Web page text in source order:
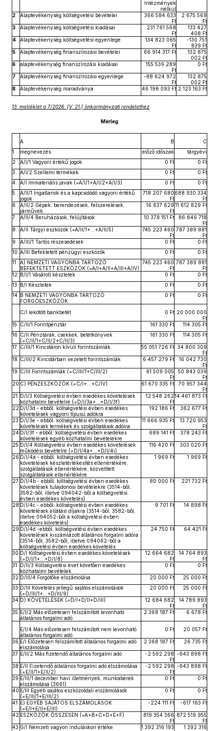
Intézmények
nélkül
2
Alaptevékenység költségvetési bevételei
366 584 633
Ft
2 675 569
Ft
3
Alaptevékenység költségvetési kiadásai
231 761 568
Ft
133 427
408 Ft
4
Alaptevékenység költségvetési egyenlege
134 823 065
Ft
-130 751
839 Ft
5
Alaptevékenység finanszírozási bevételei 66 914 317 Ft
132 875
002 Ft
6
alaptevékenység finanszírozási kiadásai
155 539 289
Ft
0 Ft
7 Alaptevékenység finanszírozási egyenlege
-88 624 972
Ft
132 875
002 Ft
8
Alaptevékenység maradványa 46 198 093 Ft 2 123 163 Ft
13. melléklet a 7/2026. (V. 21.) önkormányzati rendelethez
Mérleg
A B
C
1
megnevezés előző időszak
tárgyévi
2
A/I/1 Vagyoni értékű jogok 0 Ft
0 Ft
3
A/I/2 Szellemi termékek 0 Ft
0 Ft
4
A/I Immateriális javak (=A/I/1+A/I/2+A/I/3) 0 Ft
0 Ft
5
A/II/1 Ingatlanok és a kapcsolódó vagyoni értékű
jogok
718 207 680
Ft
688 930 334
Ft
6
A/II/2 Gépek, berendezések, felszerelések,
járművek
16 637 629
Ft
11 612 829 Ft
7 A/II/4 Beruházások, felújítások 10 378 151 Ft
86 846 718
Ft
8
A/II Tárgyi eszközök (=A/II/1+...+A/II/5)
745 223 460
Ft
787 389 881
Ft
9
A/III/1 Tartós részesedések 0 Ft
0 Ft
10 A/III Befektetett pénzügyi eszközök 0 Ft
0 Ft
11
A) NEMZETI VAGYONBA TARTOZÓ
BEFEKTETETT ESZKÖZÖK (=A/I+A/II+A/III+A/IV)
745 223 460
Ft
787 389 881
Ft
12 B/I/1 Vásárolt készletek 0 Ft
0 Ft
13
B/I Készletek 0 Ft
0 Ft
14 B NEMZETI VAGYONBA TARTOZÓ
FORGÓESZKÖZÖK
0 Ft 0 Ft
C/I lekötött bankbetét 0 Ft 20 000 000
Ft
15
C/II/1 Forintpénztár 161 330 Ft
114 305 Ft
16 C/II Pénztárak, csekkek, betétkönyvek
(=C/II/1+C/II/2+C/II/3)
161 330 Ft 114 305 Ft
17 C/III/1 Kincstáron kívüli forintszámlák 55 051 726 Ft 34 800 309
Ft
18 C/III/2 Kincstárban vezetett forintszámlák 6 457 279 Ft
16 042 730
Ft
19 C/III Forintszámlák (=C/III/1+C/III/2)
61 509 005
Ft
50 843 039
Ft
20 C) PÉNZESZKÖZÖK (=C/I+…+C/IV) 61 670 335 Ft
70 957 344
Ft
21 D/I/3 Költségvetési évben esedékes követelések
közhatalmi bevételre (=D/I/3a+…+D/I/3f)
12 548 262
Ft
14 461 873 Ft
22 D/I/3d - ebből: költségvetési évben esedékes
követelések vagyoni típusú adókra
192 186 Ft 362 677 Ft
23 D/I/3e - ebből: költségvetési évben esedékes
követelések termékek és szolgáltatások adóira
11 666 935 Ft
13 720 953
Ft
24 D/I/3f - ebből: költségvetési évben esedékes
követelések egyéb közhatalmi bevételekre
689 141 Ft 378 243 Ft
25 D/I/4 Költségvetési évben esedékes követelések
működési bevételre (=D/I/4a+…+D/I/4i)
116 420 Ft 303 020 Ft
26 D/I/4a - ebből: költségvetési évben esedékes
követelések készletértékesítés ellenértékére,
szolgáltatások ellenértékére, közvetített
szolgáltatások ellenértékére
1 969 Ft 1 969 Ft
27 D/I/4b - ebből: költségvetési évben esedékes
követelések tulajdonosi bevételekre (3514-ből,
3582-ből, illetve 094042-ből a költségvetési
évben esedékes követelés)
80 000 Ft 221 732 Ft
28 D/I/4c - ebből: költségvetési évben esedékes
követelések ellátási díjakra (3514-ből, 3582-ből,
illetve 094052-ből a költségvetési évben
esedékes követelés)
9 701 Ft 14 898 Ft
29 D/I/4d -ebből: költségvetési évben esedékes
követelések kiszámlázott általános forgalmi adóra
(3514-ből, 3582-ből, illetve 094062-ből a
költségvetési évben esedékes követelés
24 750 Ft 64 421 Ft
30 D/I Költségvetési évben esedékes követelések
(=D/I/1+…+D/I/8)
12 664 682
Ft
14 764 893
Ft
31
D/II/3 Költségvetési évet követően esedékes
közhatalmi bevételek
0 Ft 0 Ft
32 D/III/4 Forgótőke elszámolása 20 000 Ft
25 000 Ft
33 D/III Követelés jellegű sajátos elszámolások
(=D/III/1+…+D/III/9)
20 000 Ft 25 000 Ft
34 D) KÖVETELÉSEK (=D/I+D/II+D/III)
12 684 682
Ft
14 789 893
Ft
35 E/I/2 Más előzetesen felszámított levonható
általános forgalmi adó
2 368 187 Ft 6 678 Ft
E/I/4 Más előzetesen felszámított nem levonható
általános forgalmi adó
0 Ft 20 057 Ft
36 E/I Előzetesen felszámított általános forgalmi adó
elszámolása
2 368 187 Ft 26 735 Ft
37 E/II/2 Más fizetendő általános forgalmi adó
-2 592 298
Ft
-643 898 Ft
38 E/II Fizetendő általános forgalmi adó elszámolása
(=E/II/1+E/II/2)
-2 592 298
Ft
-643 898 Ft
39 E/III/1 december havi illetmények, munkabérek
elszámolása (3661)
0 Ft 0 Ft
40 E/III Egyéb sajátos eszközoldali elszámolások
(=E/III/1+E/III/2)
0 Ft 0 Ft
41 E) EGYÉB SAJÁTOS ELSZÁMOLÁSOK
(=E/I+E/II+E/III)
-224 111 Ft -617 163 Ft
42 ESZKÖZÖK ÖSSZESEN (=A+B+C+D+E+F)
819 354 366
Ft
872 519 955
Ft
43 G/I Nemzeti vagyon induláskori értéke
1 392 316 193
1 392 316